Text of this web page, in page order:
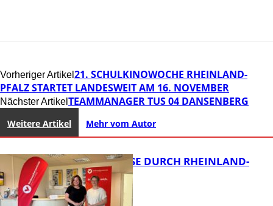
Vorheriger Artikel 21. SCHULKINOWOCHE RHEINLAND-
PFALZ STARTET LANDESWEIT AM 16. NOVEMBER
Nächster Artikel TEAMMANAGER TUS 04 DANSENBERG
Weitere Artikel Mehr vom Autor
SOMMERREISE DURCH RHEINLAND-
PFALZ